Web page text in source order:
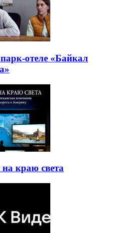
отеле «Байкал
краю света